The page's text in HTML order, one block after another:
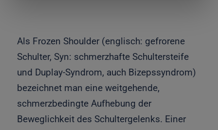
Als Frozen Shoulder (englisch: gefrorene
Schulter, Syn: schmerzhafte Schultersteife
und Duplay-Syndrom, auch Bizepssyndrom)
bezeichnet man eine weitgehende,
schmerzbedingte Aufhebung der
Beweglichkeit des Schultergelenks. Einer